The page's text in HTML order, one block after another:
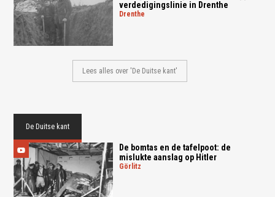
verdedigingslinie in Drenthe
drenthe
Lees alles over 'De Duitse kant'
De Duitse kant
De bomtas en de tafelpoot: de
mislukte aanslag op Hitler
görlitz